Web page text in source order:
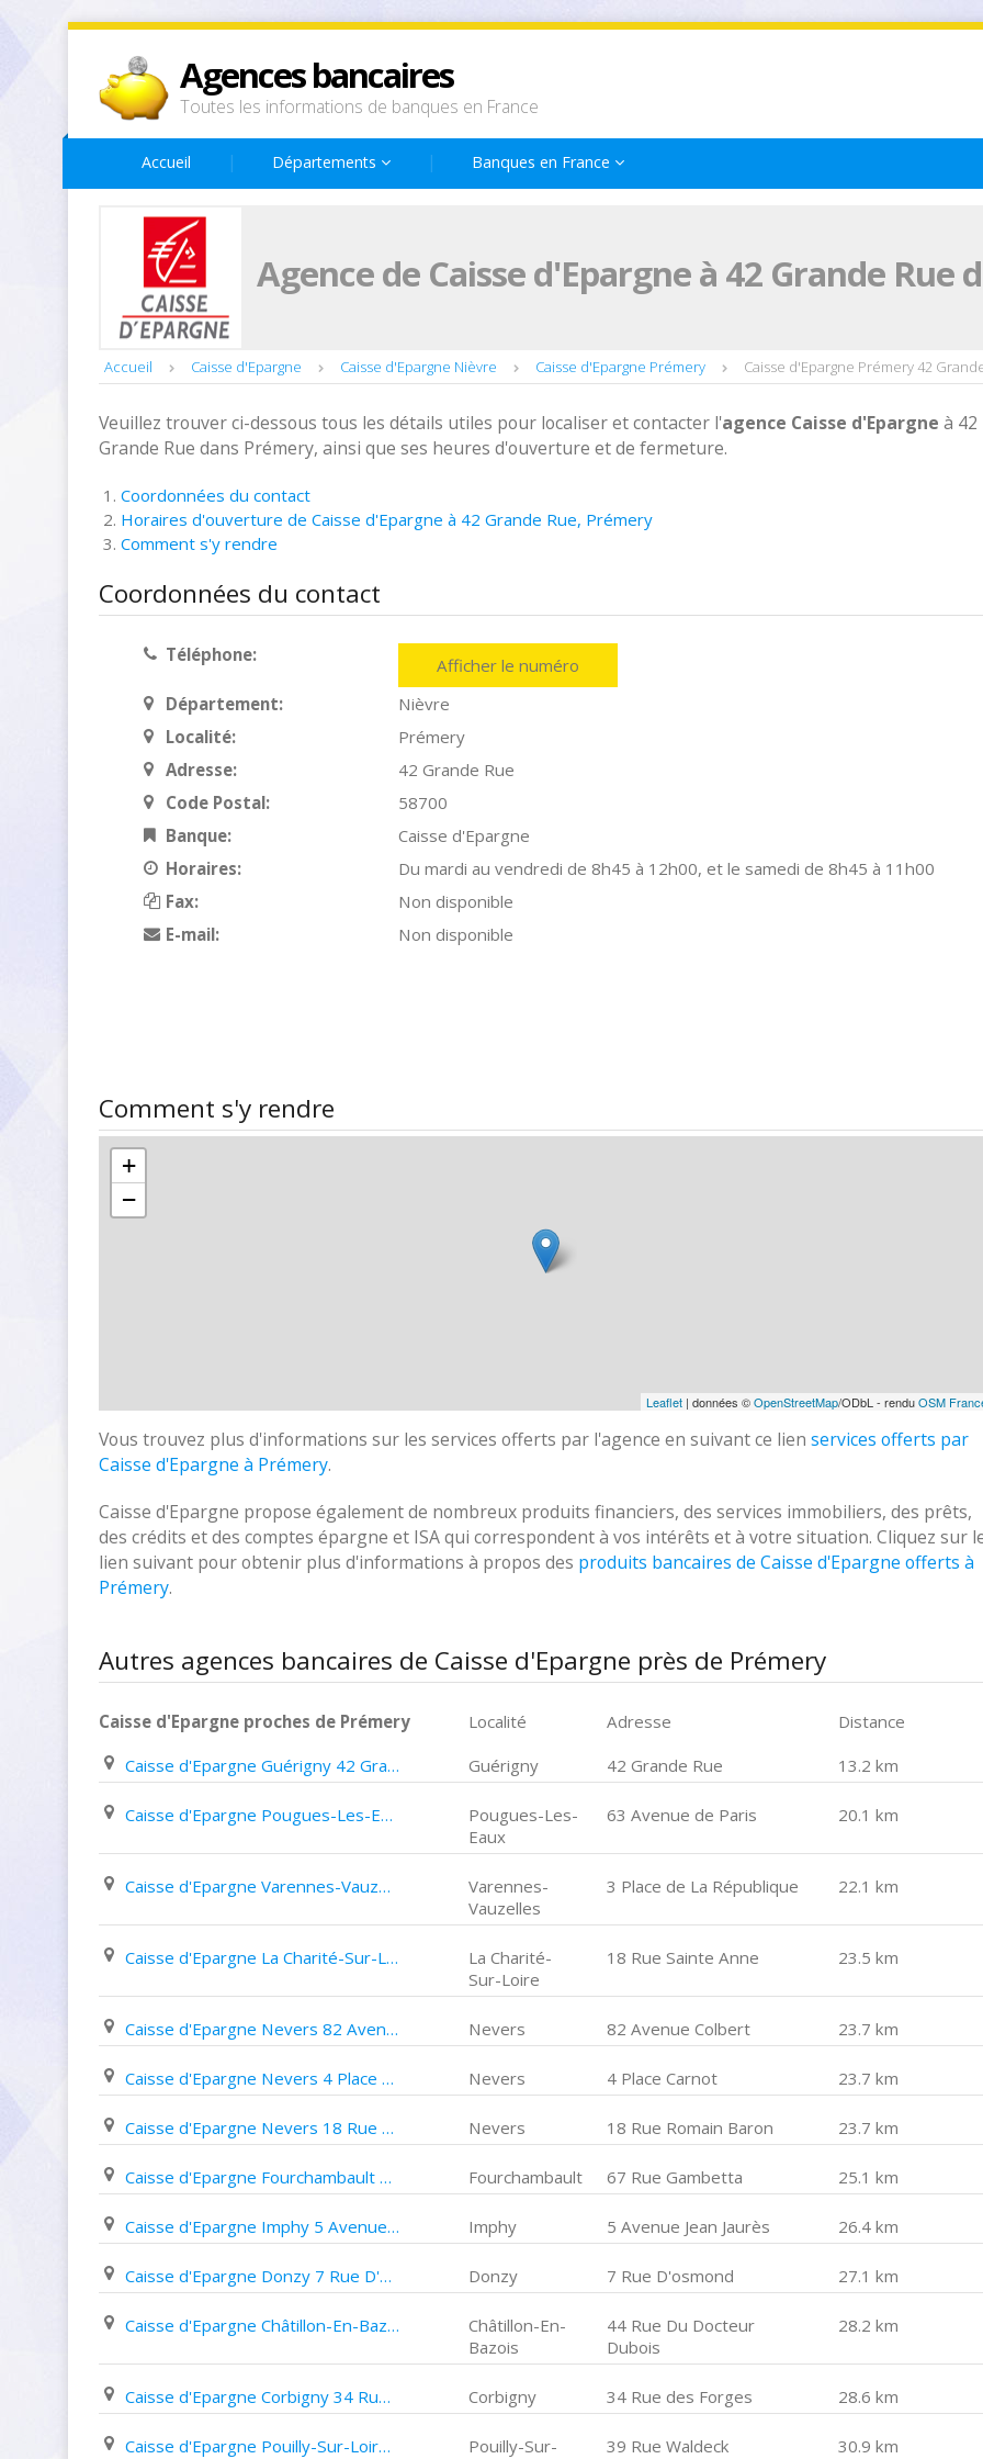
Agences bancaires
Toutes les informations de banques en France
Accueil Départements Banques en France
Agence de Caisse d'Epargne à 42 Grande Rue
Accueil Caisse d'Epargne Caisse d'Epargne Nièvre Caisse d'Epargne Prémery Caisse d'Epargne Prémery 42
Veuillez trouver ci-dessous tous les détails utiles pour localiser et contacter l'agence Caisse d'Epargne à 42
Grande Rue dans Prémery, ainsi que ses heures d'ouverture et de fermeture.
Coordonnées du contact
Horaires d'ouverture de Caisse d'Epargne à 42 Grande Rue, Prémery
Comment s'y rendre
Coordonnées du contact
Téléphone:
Afficher le numéro
Département:
Nièvre
Localité:
Prémery
Adresse:
42 Grande Rue
Code Postal:
58700
Banque:
Caisse d'Epargne
Horaires:
Du mardi au vendredi de 8h45 à 12h00, et le samedi de 8h45 à 11h00
Fax:
Non disponible
E-mail:
Non disponible
Comment s'y rendre
+
−
Leaflet| données ©OpenStreetMap/ODbL - renduOSM
Vous trouvez plus d'informations sur les services offerts par l'agence en suivant ce lien services offerts par
Caisse d'Epargne à Prémery.
Caisse d'Epargne propose également de nombreux produits financiers, des services immobiliers, des prêts,
des crédits et des comptes épargne et ISA qui correspondent à vos intérêts et à votre situation. Cliquez sur
lien suivant pour obtenir plus d'informations à propos des produits bancaires de Caisse d'Epargne offerts à
Prémery.
Autres agences bancaires de Caisse d'Epargne près de Prémery
Caisse d'Epargne proches de Prémery Localité Adresse
Distance
Caisse d'Epargne Guérigny 42 Grande Rue
Guérigny 42 Grande Rue 13.2 km
Caisse d'Epargne Pougues-Les-Eaux 63 Avenue de Paris
Pougues-Les-
Eaux
63 Avenue de Paris 20.1 km
Caisse d'Epargne Varennes-Vauzelles 3 Place de La République
Varennes-
Vauzelles
3 Place de La République 22.1 km
Caisse d'Epargne La Charité-Sur-Loire 18 Rue Sainte Anne
La Charité-
Sur-Loire
18 Rue Sainte Anne 23.5 km
Caisse d'Epargne Nevers 82 Avenue Colbert Nevers 82 Avenue Colbert 23.7 km
Caisse d'Epargne Nevers 4 Place Carnot Nevers 4 Place Carnot 23.7 km
Caisse d'Epargne Nevers 18 Rue Romain Baron Nevers 18 Rue Romain Baron 23.7 km
Caisse d'Epargne Fourchambault 67 Rue Gambetta Fourchambault 67 Rue Gambetta 25.1 km
Caisse d'Epargne Imphy 5 Avenue Jean Jaurès Imphy 5 Avenue Jean Jaurès 26.4 km
Caisse d'Epargne Donzy 7 Rue D'osmond Donzy 7 Rue D'osmond 27.1 km
Caisse d'Epargne Châtillon-En-Bazois 44 Rue Du Docteur Dubois
Châtillon-En-
Bazois
44 Rue Du Docteur
Dubois
28.2 km
Caisse d'Epargne Corbigny 34 Rue des Forges Corbigny 34 Rue des Forges 28.6 km
Caisse d'Epargne Pouilly-Sur-Loire 39 Rue Waldeck Rousseau
Pouilly-Sur-
39 Rue Waldeck
30.9 km